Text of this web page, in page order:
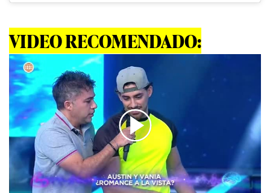
VIDEO RECOMENDADO:
00:00/02:35